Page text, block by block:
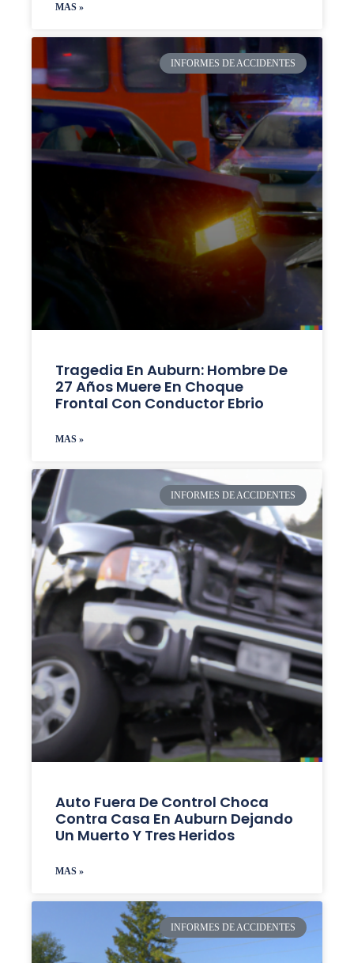
MAS »
INFORMES DE ACCIDENTES
Tragedia En Auburn: Hombre De
27 Años Muere En Choque
Frontal Con Conductor Ebrio
MAS »
INFORMES DE ACCIDENTES
Auto Fuera De Control Choca
Contra Casa En Auburn Dejando
Un Muerto Y Tres Heridos
MAS »
INFORMES DE ACCIDENTES